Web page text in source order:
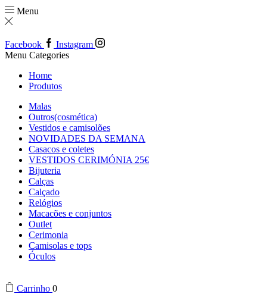
Menu
Facebook
Instagram
Menu Categories
Home
Produtos
Malas
Outros(cosmética)
Vestidos e camisolões
NOVIDADES DA SEMANA
Casacos e coletes
VESTIDOS CERIMÓNIA 25€
Bijuteria
Calças
Calçado
Relógios
Macacões e conjuntos
Outlet
Cerimonia
Camisolas e tops
Óculos
Carrinho 0